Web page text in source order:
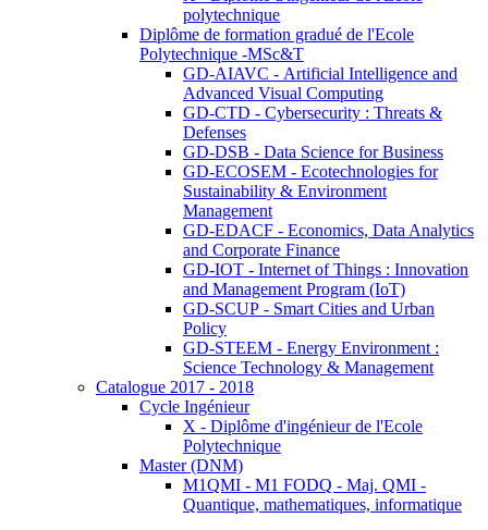
polytechnique
Diplôme de formation gradué de l'Ecole
Polytechnique -MSc&T
GD-AIAVC - Artificial Intelligence and
Advanced Visual Computing
GD-CTD - Cybersecurity : Threats &
Defenses
GD-DSB - Data Science for Business
GD-ECOSEM - Ecotechnologies for
Sustainability & Environment
Management
GD-EDACF - Economics, Data Analytics
and Corporate Finance
GD-IOT - Internet of Things : Innovation
and Management Program (IoT)
GD-SCUP - Smart Cities and Urban
Policy
GD-STEEM - Energy Environment :
Science Technology & Management
Catalogue 2017 - 2018
Cycle Ingénieur
X - Diplôme d'ingénieur de l'Ecole
Polytechnique
Master (DNM)
M1QMI - M1 FODQ - Maj. QMI -
Quantique, mathematiques, informatique